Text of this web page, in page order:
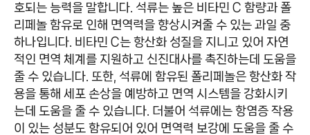
호되는 능력을 말합니다. 석류는 높은 비타민 C 함량과 폴
리페놀 함유로 인해 면역력을 향상시켜줄 수 있는 과일 중
하나입니다. 비타민 C는 항산화 성질을 지니고 있어 자연
적인 면역 체계를 지원하고 신진대사를 촉진하는데 도움을
줄 수 있습니다. 또한, 석류에 함유된 폴리페놀은 항산화 작
용을 통해 세포 손상을 예방하고 면역 시스템을 강화시키
는데 도움을 줄 수 있습니다. 더불어 석류에는 항염증 작용
이 있는 성분도 함유되어 있어 면역력 보강에 도움을 줄 수